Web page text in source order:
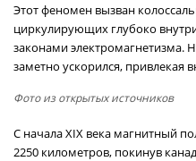
Этот феномен вызван
циркулирующих глубоко
законами электромагнетизма.
заметно ускорился, привлекая
Фото из открытых источников
С начала XIX века магнитный
2250 километров, покинув